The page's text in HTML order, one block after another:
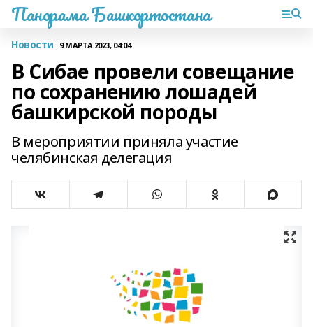
Панорама Башкортостана
Новости 9 МАРТА 2023, 04:04
В Сибае провели совещание
по сохранению лошадей
башкирской породы
В мероприятии приняла участие
челябинская делегация